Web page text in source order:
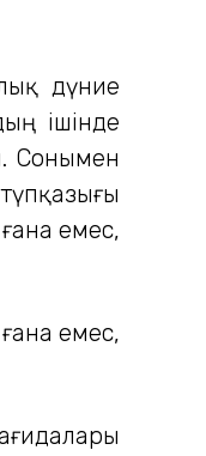
дүние
ішінде
Сонымен
емес,
емес,